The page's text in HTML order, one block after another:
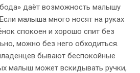
даёт возможность малышу
малыша много носят на руках
спокоен и хорошо спит без
можно без него обходиться.
бывают беспокойные
малыш может вскидывать ручки,